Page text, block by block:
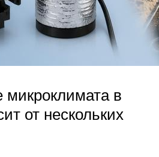
в
от нескольких